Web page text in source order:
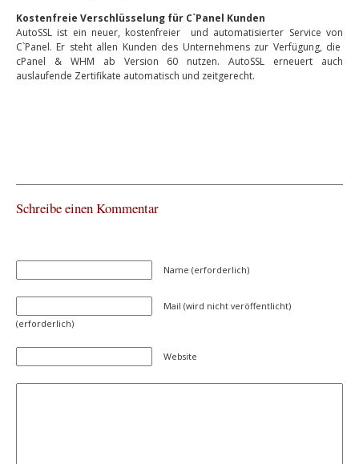
Kostenfreie Verschlüsselung für C`Panel Kunden
AutoSSL ist ein neuer, kostenfreier und automatisierter Service von
C`Panel. Er steht allen Kunden des Unternehmens zur Verfügung, die
cPanel & WHM ab Version 60 nutzen. AutoSSL erneuert auch
auslaufende Zertifikate automatisch und zeitgerecht.
Schreibe einen Kommentar
Name (erforderlich)
Mail (wird nicht veröffentlicht)
(erforderlich)
Website